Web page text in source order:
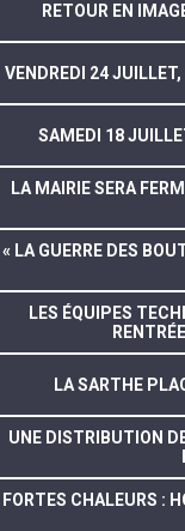
RETOUR EN
VENDREDI 24
SAMEDI 18
LA MAIRIE SERA
« LA GUERRE DES
LES ÉQUIPES
LA SARTHE
UNE DISTRIBUTION
FORTES CHALEURS :